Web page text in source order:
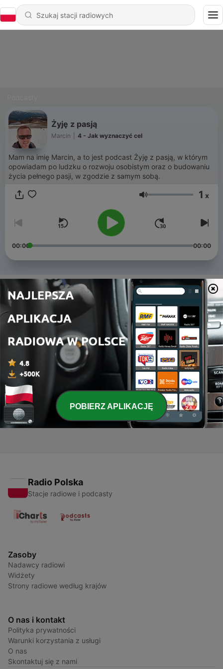
Żyję z pasją
Marcin 4 - Jak wyznaczyć cel
Mam na imię Marcin, a to jest podcast Żyję z pasją, w którym
opowiadam po ludzku o rozwoju osobistym oraz o budowaniu
życia pełnego pasji, w zgodzie z samym sobą.
Głośność 1 x
00:00 00:00
Odcinki
4
10 gru 2025
3 - Małe nawyki Wielkie zmiany
2 - Kim jestem
23 wrz 2025
1 - Jak znaleźć pasję
22 wrz 2025
Radio Polska
Stacje radiowe i podcasty
Zasoby
Nadawcy radiowi
Widżety
Strony radiowe według krajów
O nas i kontakt
Polityka prywatności
Warunki korzystania z usługi
O nas
Skontaktuj się z nami
POBIERZ APLIKACJĘ